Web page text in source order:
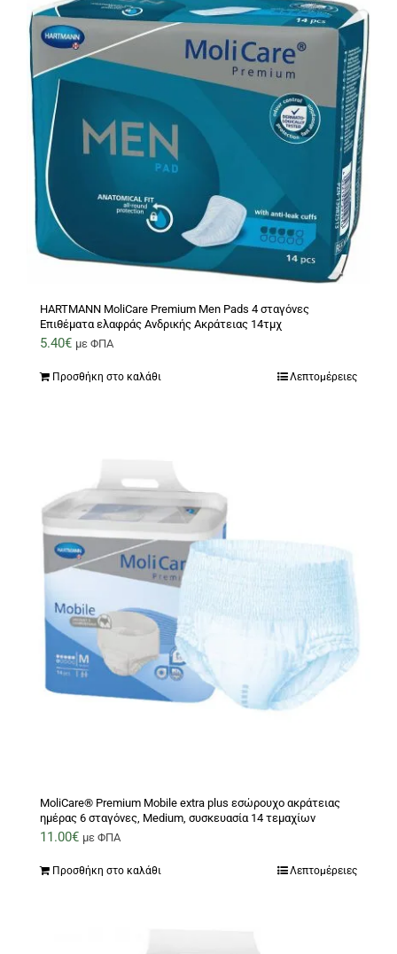
HARTMANN MoliCare Premium Men Pads 4 σταγόνες
Επιθέματα ελαφράς Aνδρικής Aκράτειας 14τμχ
5.40€ με ΦΠΑ
Προσθήκη στο καλάθι Λεπτομέρειες
MoliCare® Premium Mobile extra plus εσώρουχο ακράτειας
ημέρας 6 σταγόνες, Medium, συσκευασία 14 τεμαχίων
11.00€ με ΦΠΑ
Προσθήκη στο καλάθι Λεπτομέρειες